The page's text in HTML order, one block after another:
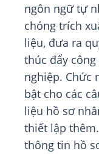
ngôn ngữ tự
chóng trích
liệu, đưa ra
thúc đẩy
nghiệp. Chức
bật cho các
liệu hồ sơ
thiết lập
thông tin hồ